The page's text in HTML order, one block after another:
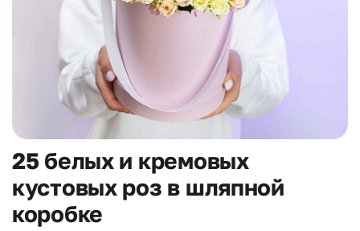
25 белых и кремовых
кустовых роз в шляпной
коробке